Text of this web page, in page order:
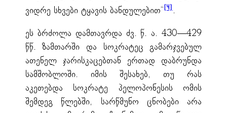
ვიდრე სხვები ტყავის ბანდულებით“ [4] .
ეს ბრძოლა დამთავრდა ძვ. წ. ა. 430—429
წწ. ზამთარში და სოკრატეც გამარჯვებულ
ათენელ ჯარისკაცებთან ერთად დაბრუნდა
სამშობლოში. იმის შესახებ, თუ რას
აკეთებდა სოკრატე პელოპონესის ომის
შემდეგ წლებში, სარწმუნო ცნობები არა